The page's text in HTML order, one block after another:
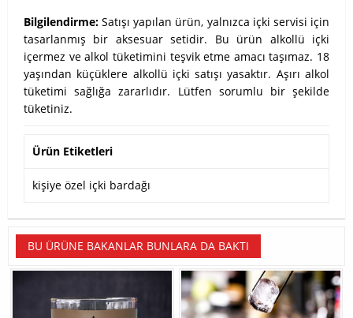
Bilgilendirme: Satışı yapılan ürün, yalnızca içki servisi için
tasarlanmış bir aksesuar setidir. Bu ürün alkollü içki
içermez ve alkol tüketimini teşvik etme amacı taşımaz. 18
yaşından küçüklere alkollü içki satışı yasaktır. Aşırı alkol
tüketimi sağlığa zararlıdır. Lütfen sorumlu bir şekilde
tüketiniz.
Ürün Etiketleri
kişiye özel içki bardağı
BU ÜRÜNE BAKANLAR BUNLARA DA BAKTI